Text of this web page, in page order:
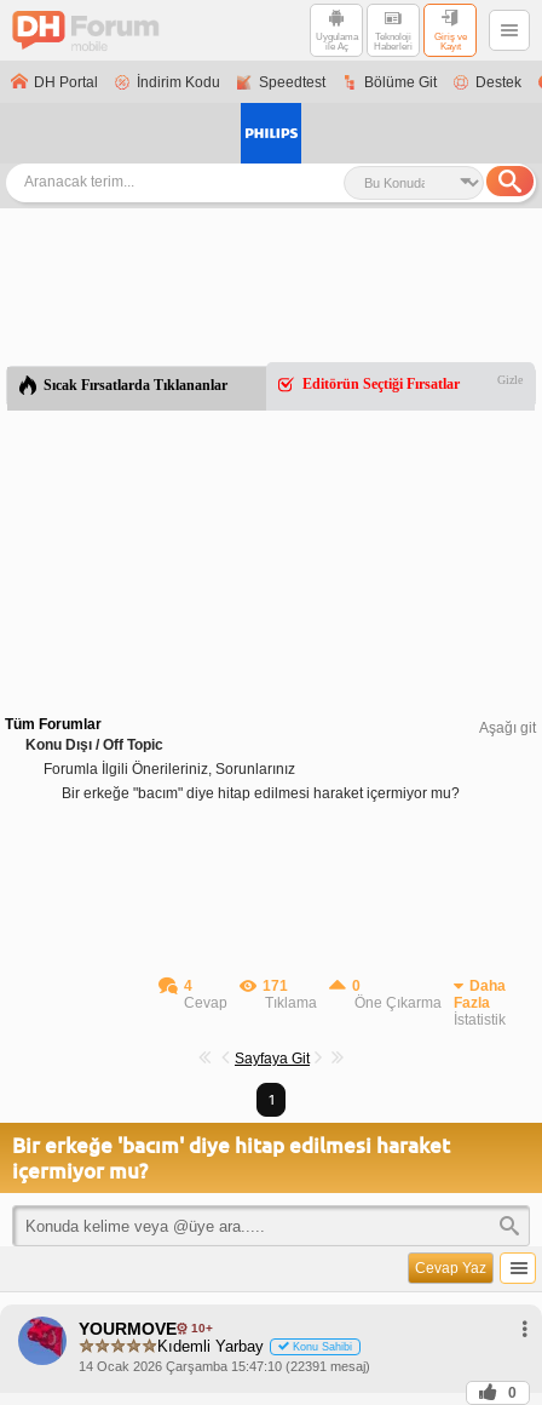
Uygulama
ile Aç
Teknoloji
Haberleri
Giriş ve
Kayıt
DH Portal İndirim Kodu Speedtest Bölüme Git Destek
Sıcak Fırsatlarda Tıklananlar Editörün Seçtiği Fırsatlar Gizle
Aşağı git
Tüm Forumlar
Konu Dışı / Off Topic
Forumla İlgili Önerileriniz, Sorunlarınız
Bir erkeğe "bacım" diye hitap edilmesi haraket içermiyor mu?
4
Cevap
171
Tıklama
0
Öne Çıkarma
Daha
Fazla
İstatistik
Sayfaya Git
1
Bir erkeğe 'bacım' diye hitap edilmesi haraket
içermiyor mu?
Cevap Yaz
YOURMOVE 10+
Kıdemli Yarbay Konu Sahibi
14 Ocak 2026 Çarşamba 15:47:10 (22391 mesaj)
0